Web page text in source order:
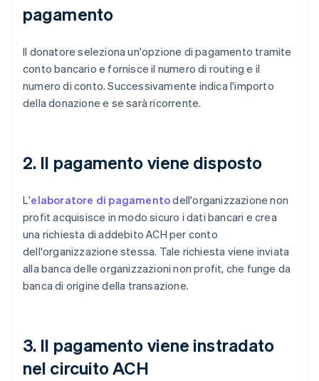
pagamento
Il donatore seleziona un'opzione di pagamento tramite
conto bancario e fornisce il numero di routing e il
numero di conto. Successivamente indica l'importo
della donazione e se sarà ricorrente.
2. Il pagamento viene disposto
L'elaboratore di pagamentodell'organizzazione non
profit acquisisce in modo sicuro i dati bancari e crea
una richiesta di addebito ACH per conto
dell'organizzazione stessa. Tale richiesta viene inviata
alla banca delle organizzazioni non profit, che funge da
banca di origine della transazione.
3. Il pagamento viene instradato
nel circuito ACH